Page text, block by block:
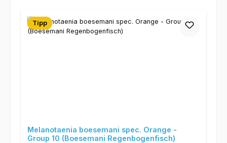
Tipp
Melanotaenia boesemani spec. Orange -
Group 10 (Boesemani Regenbogenfisch)